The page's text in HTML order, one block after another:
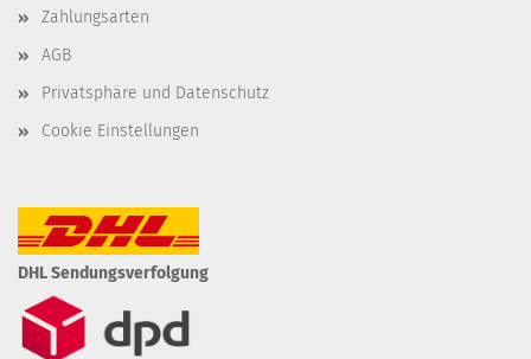
Zahlungsarten
AGB
Privatsphäre und Datenschutz
Cookie Einstellungen
DHL Sendungsverfolgung